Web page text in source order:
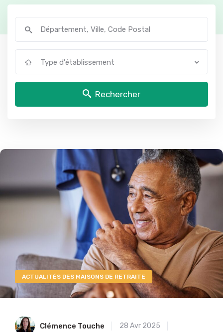
Type d'établissement
Rechercher
ACTUALITÉS DES MAISONS DE RETRAITE
Clémence Touche 28 Avr 2025